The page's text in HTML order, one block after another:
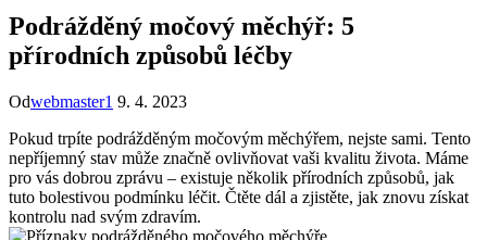
Podrážděný močový měchýř: 5
přírodních způsobů léčby
Odwebmaster1 9. 4. 2023
Pokud trpíte​ podrážděným močovým měchýřem, ‍nejste sami. Tento
‌nepříjemný stav může značně ovlivňovat vaši kvalitu života. Máme
pro ⁢vás dobrou zprávu – existuje několik‌ přírodních způsobů, jak
tuto ​bolestivou podmínku léčit. Čtěte dál a zjistěte, jak znovu získat ​
kontrolu nad svým zdravím.